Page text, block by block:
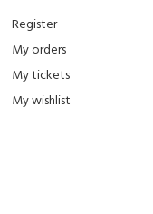
Register
My orders
My tickets
My wishlist